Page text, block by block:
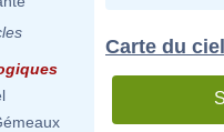
Carte du